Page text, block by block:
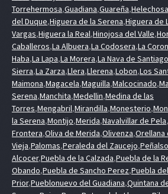
Torrehermosa,Guadiana,Guareña,
del Duque,Higuera de la Serena,Higuera de
Vargas,Higuera la Real,Hinojosa del Valle,
Caballeros,La Albuera,La Codosera,La
Haba,La Lapa,La Morera,La Nava de Santiago
Sierra,La Zarza,Llera,Llerena,Lobon,Los
Maimona,Magacela,Maguilla,Malcocinado,
Serena,Manchita,Medellin,Medina de las
Torres,Mengabril,Mirandilla,Monesterio,
la Serena,Montijo,Merida,Navalvillar de Pela,
Frontera,Oliva de Merida,Olivenza,Orellana
Vieja,Palomas,Peraleda del Zaucejo,
Alcocer,Puebla de la Calzada,Puebla de la
Obando,Puebla de Sancho Perez,Puebla
Prior,Pueblonuevo del Guadiana,Quintana